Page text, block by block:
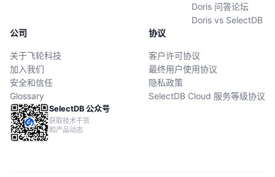
Doris 问答论坛
Doris vs SelectDB
公司
关于飞轮科技
加入我们
安全和信任
Glossary
协议
客户许可协议
最终用户使用协议
隐私政策
SelectDB Cloud 服务等级协议
SelectDB 公众号
获取技术干货
和产品动态